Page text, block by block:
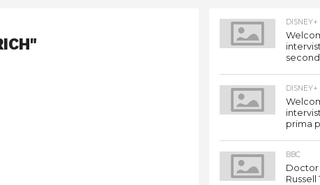
DISNEY+
DISNEY+
prima
BBC
Doctor
Russell